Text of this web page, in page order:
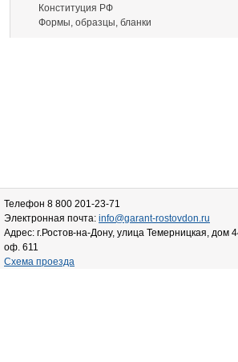
Конституция РФ
Формы, образцы, бланки
Телефон 8 800 201-23-71
Электронная почта: info@garant-rostovdon.ru
Адрес: г.Ростов-на-Дону, улица Темерницкая, дом
оф. 611
Схема проезда